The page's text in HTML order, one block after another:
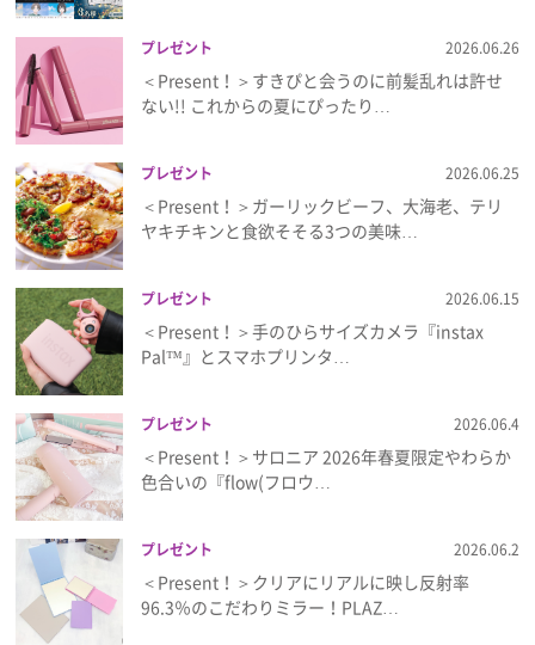
プレゼント 2026.06.26
＜Present！＞すきぴと会うのに前髪乱れは許せ
ない!! これからの夏にぴったり…
プレゼント 2026.06.25
＜Present！＞ガーリックビーフ、大海老、テリ
ヤキチキンと食欲そそる3つの美味…
プレゼント 2026.06.15
＜Present！＞手のひらサイズカメラ『instax
Pal™』とスマホプリンタ…
プレゼント 2026.06.4
＜Present！＞サロニア 2026年春夏限定やわらか
色合いの『flow(フロウ…
プレゼント 2026.06.2
＜Present！＞クリアにリアルに映し反射率
96.3％のこだわりミラー！PLAZ…